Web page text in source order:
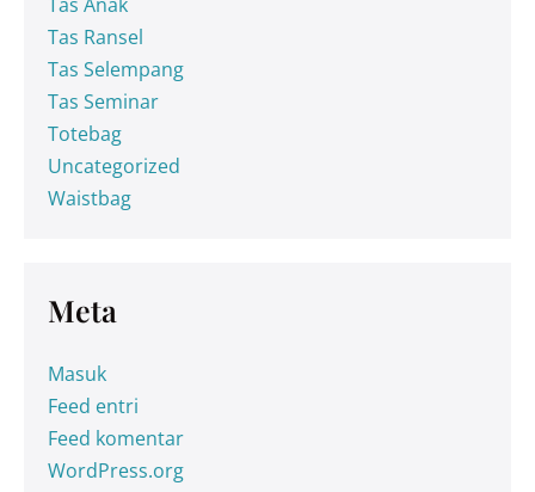
Tas Ransel
Tas Selempang
Tas Seminar
Totebag
Uncategorized
Waistbag
Meta
Masuk
Feed entri
Feed komentar
WordPress.org